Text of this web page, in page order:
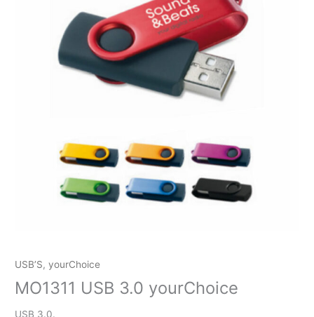
USB’S,yourChoice
MO1311 USB 3.0 yourChoice
USB 3.0.